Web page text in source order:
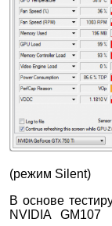
(режим Silent)
В основе
NVIDIA